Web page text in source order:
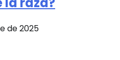
de 2025